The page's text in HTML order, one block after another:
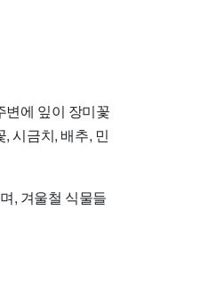
변에 잎이 장미꽃
시금치, 배추, 민
, 겨울철 식물들